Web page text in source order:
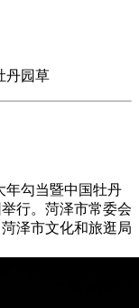
丹园草
勾当暨中国牡丹
行。菏泽市常委会
泽市文化和旅逛局